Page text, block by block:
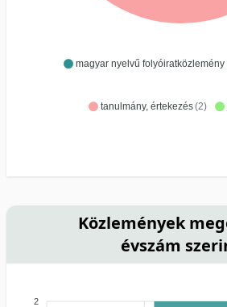
magyar nyelvű
tanulmány, értekezés(2)
Közlemények
évszám
2